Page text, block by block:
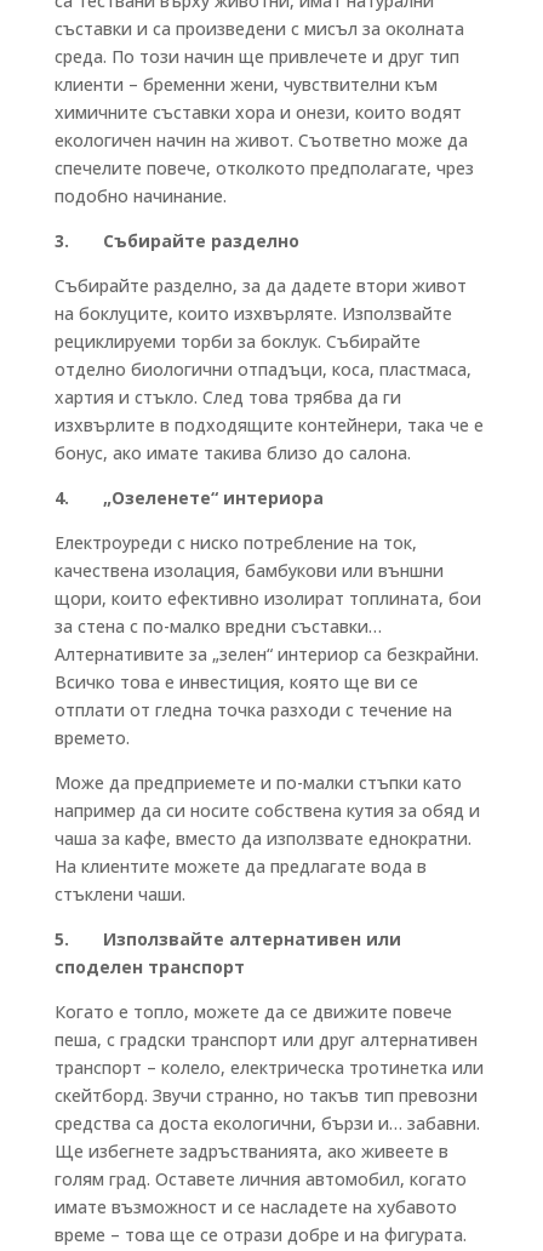
съставки и са произведени с мисъл за околната
среда. По този начин ще привлечете и друг тип
клиенти – бременни жени, чувствителни към
химичните съставки хора и онези, които водят
екологичен начин на живот. Съответно може да
спечелите повече, отколкото предполагате, чрез
подобно начинание.
3. Събирайте разделно
Събирайте разделно, за да дадете втори живот
на боклуците, които изхвърляте. Използвайте
рециклируеми торби за боклук. Събирайте
отделно биологични отпадъци, коса, пластмаса,
хартия и стъкло. След това трябва да ги
изхвърлите в подходящите контейнери, така че е
бонус, ако имате такива близо до салона.
4. „Озеленете“ интериора
Електроуреди с ниско потребление на ток,
качествена изолация, бамбукови или външни
щори, които ефективно изолират топлината, бои
за стена с по-малко вредни съставки…
Алтернативите за „зелен“ интериор са безкрайни.
Всичко това е инвестиция, която ще ви се
отплати от гледна точка разходи с течение на
времето.
Може да предприемете и по-малки стъпки като
например да си носите собствена кутия за обяд и
чаша за кафе, вместо да използвате еднократни.
На клиентите можете да предлагате вода в
стъклени чаши.
5. Използвайте алтернативен или
споделен транспорт
Когато е топло, можете да се движите повече
пеша, с градски транспорт или друг алтернативен
транспорт – колело, електрическа тротинетка или
скейтборд. Звучи странно, но такъв тип превозни
средства са доста екологични, бързи и… забавни.
Ще избегнете задръстванията, ако живеете в
голям град. Оставете личния автомобил, когато
имате възможност и се насладете на хубавото
време – това ще се отрази добре и на фигурата.